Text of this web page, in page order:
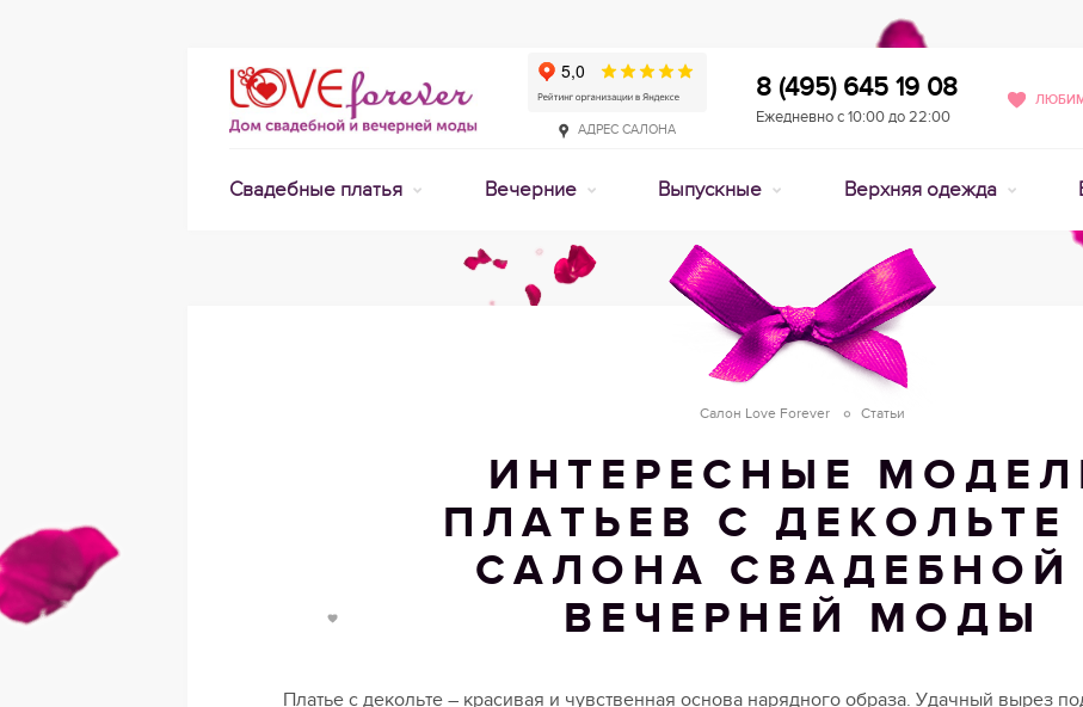
АДРЕС САЛОНА
8 (495) 645 19 08
Ежедневно с 10:00 до 22:00
Свадебные платья Вечерние Выпускные Верхняя одежда
Салон Love Forever Статьи
ИНТЕРЕСНЫЕ
ПЛАТЬЕВ С ДЕКОЛЬТЕ
САЛОНА СВАДЕБНОЙ
ВЕЧЕРНЕЙ МОДЫ
Платье с декольте – красивая и чувственная основа нарядного образа. Удачный вырез